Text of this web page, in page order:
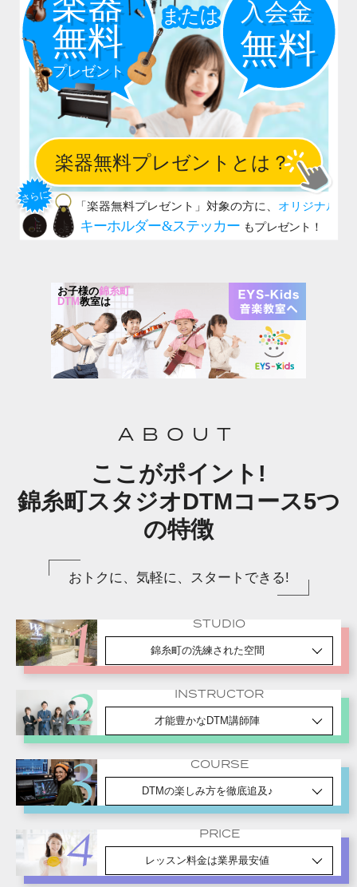
お子様の錦糸町
DTM教室は
ABOUT
ここがポイント!
錦糸町スタジオDTMコース5つ
の特徴
おトクに、気軽に、スタートできる!
STUDIO
錦糸町の洗練された空間
INSTRUCTOR
才能豊かなDTM講師陣
COURSE
DTMの楽しみ方を徹底追及♪
PRICE
レッスン料金は業界最安値